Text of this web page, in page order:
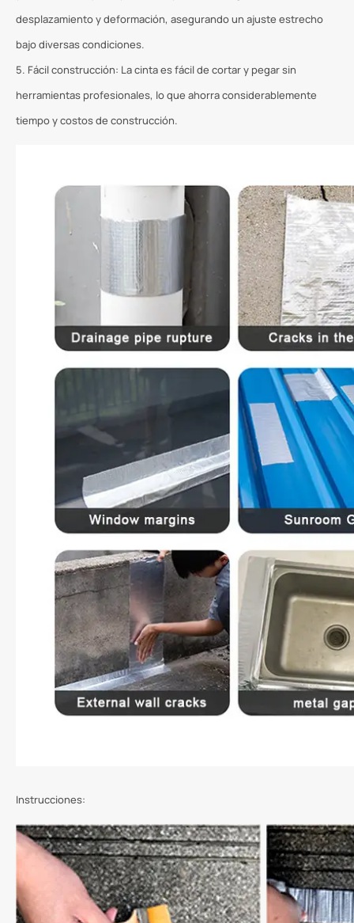
desplazamiento y deformación, asegurando un ajuste estrecho
bajo diversas condiciones.
5. Fácil construcción: La cinta es fácil de cortar y pegar sin
herramientas profesionales, lo que ahorra considerablemente
tiempo y costos de construcción.
Instrucciones: